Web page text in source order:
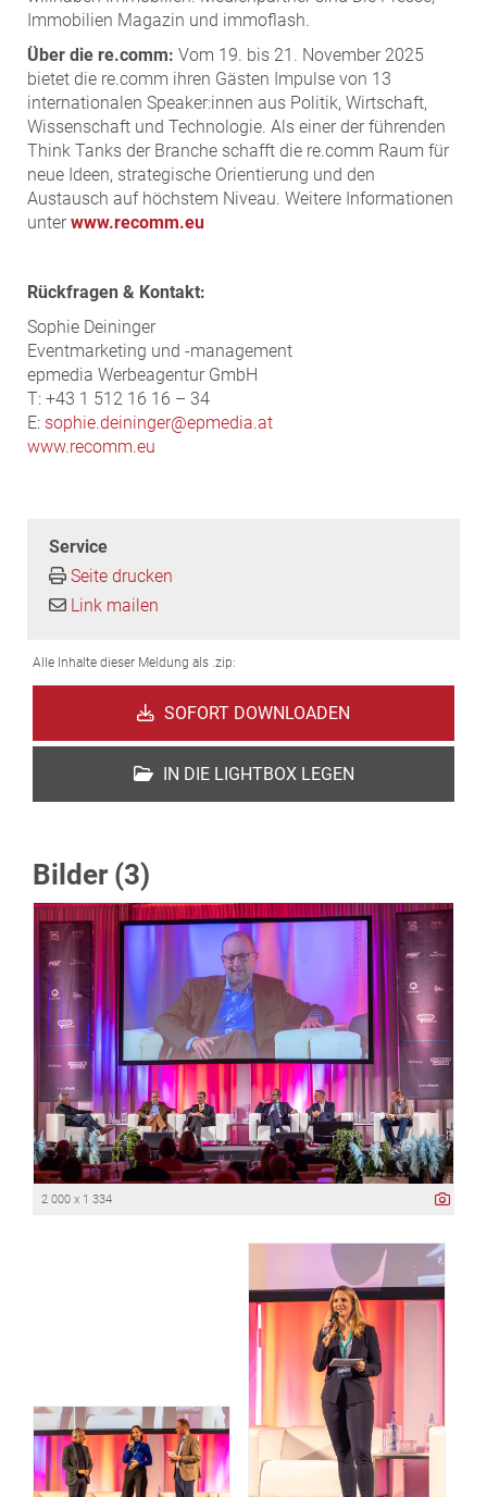
Immobilien Magazin und immoflash.
Über die re.comm: Vom 19. bis 21. November 2025
bietet die re.comm ihren Gästen Impulse von 13
internationalen Speaker:innen aus Politik, Wirtschaft,
Wissenschaft und Technologie. Als einer der führenden
Think Tanks der Branche schafft die re.comm Raum für
neue Ideen, strategische Orientierung und den
Austausch auf höchstem Niveau. Weitere Informationen
unter www.recomm.eu
Rückfragen & Kontakt:
Sophie Deininger
Eventmarketing und -management
epmedia Werbeagentur GmbH
T: +43 1 512 16 16 – 34
E: sophie.deininger@epmedia.at
www.recomm.eu
Service
Seite drucken
Link mailen
Alle Inhalte dieser Meldung als .zip:
SOFORT DOWNLOADEN
IN DIE LIGHTBOX LEGEN
Bilder (3)
2 000 x 1 334